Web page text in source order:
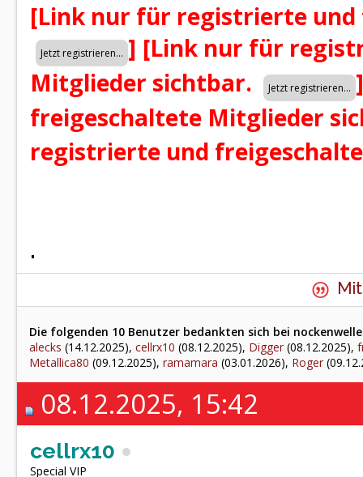
[Link nur für registrierte
] [Link nur für
Mitglieder sichtbar.
]
freigeschaltete Mitglieder
registrierte und
.
Die folgenden 10 Benutzer bedankten sich bei
alecks (14.12.2025), cellrx10 (08.12.2025), Digger (08.12.2025),
Metallica80 (09.12.2025), ramamara (03.01.2026), Roger
08.12.2025, 15:42
cellrx10
Special VIP